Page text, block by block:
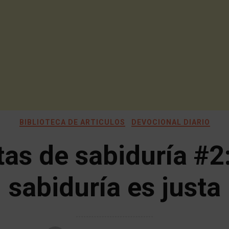
BIBLIOTECA DE ARTICULOS DEVOCIONAL DIARIO
de sabiduría
sabiduría es justa